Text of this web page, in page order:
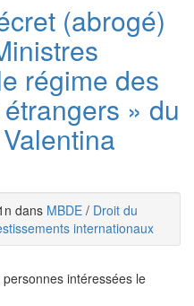
(abrogé)
régime des
» du
dans MBDE / Droit du
internationaux
intéressées le